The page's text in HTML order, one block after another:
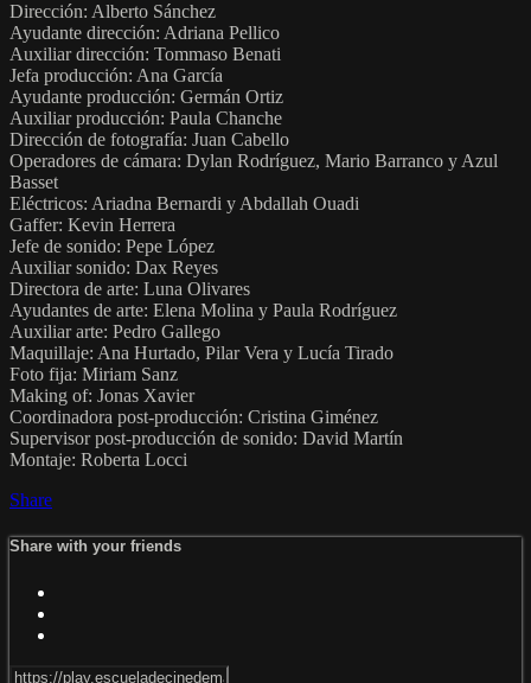
Dirección: Alberto Sánchez
Ayudante dirección: Adriana Pellico
Auxiliar dirección: Tommaso Benati
Jefa producción: Ana García
Ayudante producción: Germán Ortiz
Auxiliar producción: Paula Chanche
Dirección de fotografía: Juan Cabello
Operadores de cámara: Dylan Rodríguez, Mario Barranco y Azul
Basset
Eléctricos: Ariadna Bernardi y Abdallah Ouadi
Gaffer: Kevin Herrera
Jefe de sonido: Pepe López
Auxiliar sonido: Dax Reyes
Directora de arte: Luna Olivares
Ayudantes de arte: Elena Molina y Paula Rodríguez
Auxiliar arte: Pedro Gallego
Maquillaje: Ana Hurtado, Pilar Vera y Lucía Tirado
Foto fija: Miriam Sanz
Making of: Jonas Xavier
Coordinadora post-producción: Cristina Giménez
Supervisor post-producción de sonido: David Martín
Montaje: Roberta Locci
Share
Share with your friends